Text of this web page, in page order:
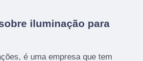
iluminação para
é uma empresa que tem